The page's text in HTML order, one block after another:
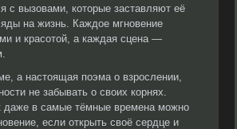
с вызовами, которые заставляют её
на жизнь. Каждое мгновение
и красотой, а каждая сцена —
а настоящая поэма о взрослении,
не забывать о своих корнях.
даже в самые тёмные времена можно
если открыть своё сердце и